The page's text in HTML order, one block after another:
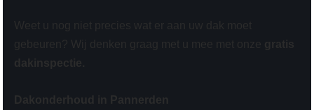
Weet u nog niet precies wat er aan uw dak moet
gebeuren? Wij denken graag met u mee met onze
gratis
dakinspectie.
Dakonderhoud in Pannerden